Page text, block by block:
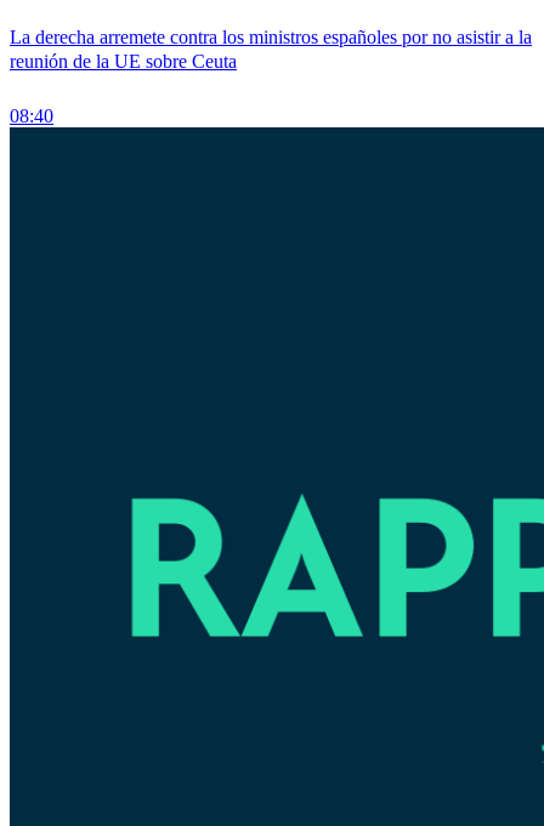
La derecha arremete contra los ministros españoles por no asistir a la
reunión de la UE sobre Ceuta
08:40